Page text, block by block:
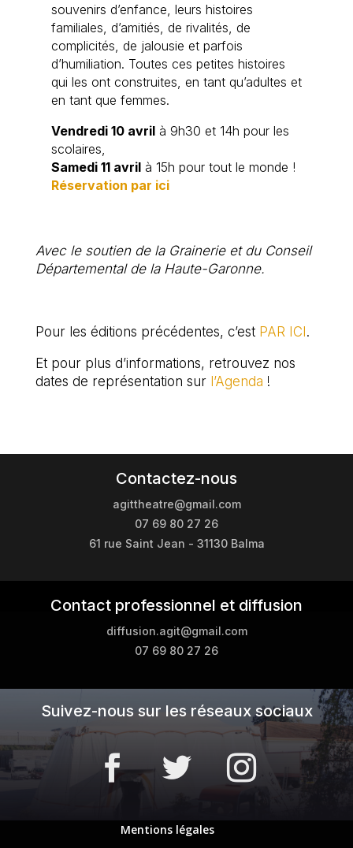
souvenirs d’enfance, leurs histoires
familiales, d’amitiés, de rivalités, de
complicités, de jalousie et parfois
d’humiliation. Toutes ces petites histoires
qui les ont construites, en tant qu’adultes et
en tant que femmes.
Vendredi 10 avrilà 9h30 et 14h pour les
scolaires,
Samedi 11 avrilà 15h pour tout le monde !
Réservation par ici
Avec le soutien de la Grainerie et du Conseil
Départemental de la Haute-Garonne.
Pour les éditions précédentes, c’est PAR ICI.
Et pour plus d’informations, retrouvez nos
dates de représentation sur l’Agenda !
Contactez-nous
agittheatre@gmail.com
07 69 80 27 26
61 rue Saint Jean - 31130 Balma
Contact professionnel et diffusion
diffusion.agit@gmail.com
07 69 80 27 26
Suivez-nous sur les réseaux sociaux
Mentions légales